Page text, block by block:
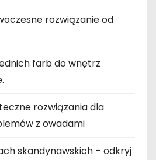
rozwiązanie od
farb do wnętrz
rozwiązania dla
z owadami
skandynawskich – odkryj